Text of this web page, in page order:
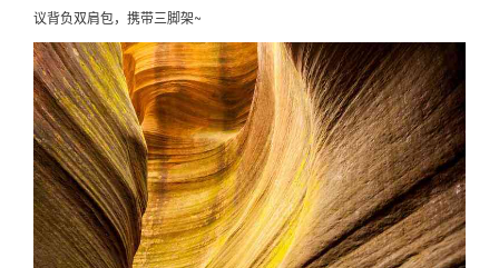
议背负双肩包，携带三脚架~